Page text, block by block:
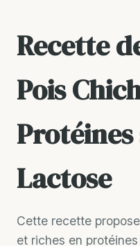
Recette
Pois
Protéines
Lactose
Cette recette
et riches en